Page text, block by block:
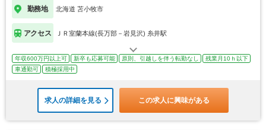
勤務地 北海道 苫小牧市
アクセス ＪＲ室蘭本線(長万部－岩見沢) 糸井駅
年収600万円以上可 新卒も応募可能 原則、引越しを伴う転勤なし
残業月10ｈ以下
車通勤可
積極採用中
求人の詳細を見る この求人に興味がある